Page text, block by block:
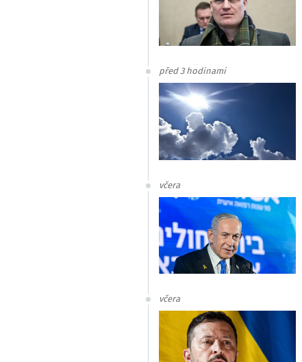
před 3 hodinami
včera
včera